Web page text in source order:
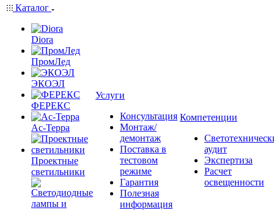
Каталог
Diora
ПромЛед
ЭКОЭЛ
ФЕРЕКС
Ас-Терра
Проектные
светильники
Услуги
Консультация
Монтаж/
демонтаж
Поставка в
тестовом
режиме
Гарантия
Полезная
информация
Компетенции
аудит
Экспертиза
Расчет
освещенности